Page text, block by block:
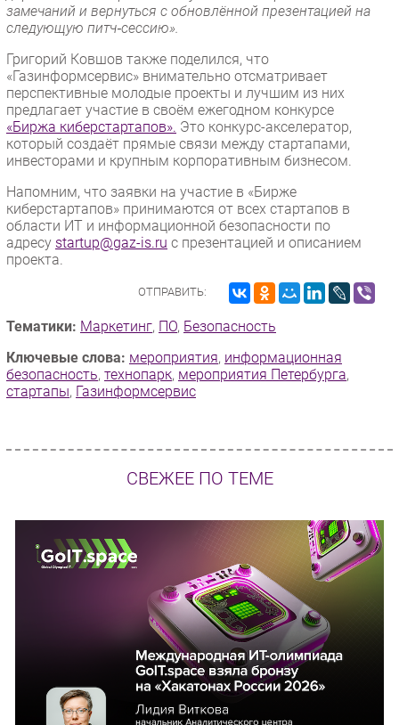
замечаний и вернуться с обновлённой презентацией на
следующую питч‑сессию».
Григорий Ковшов также поделился, что
«Газинформсервис» внимательно отсматривает
перспективные молодые проекты и лучшим из них
предлагает участие в своём ежегодном конкурсе
«Биржа киберстартапов». Это конкурс-акселератор,
который создаёт прямые связи между стартапами,
инвесторами и крупным корпоративным бизнесом.
Напомним, что заявки на участие в «Бирже
киберстартапов» принимаются от всех стартапов в
области ИТ и информационной безопасности по
адресу startup@gaz-is.ru с презентацией и описанием
проекта.
ОТПРАВИТЬ:
Тематики: Маркетинг, ПО, Безопасность
Ключевые слова: мероприятия, информационная
безопасность, технопарк, мероприятия Петербурга,
стартапы, Газинформсервис
СВЕЖЕЕ ПО ТЕМЕ